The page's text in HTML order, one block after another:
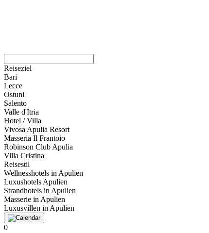
Reiseziel
Bari
Lecce
Ostuni
Salento
Valle d'Itria
Hotel / Villa
Vivosa Apulia Resort
Masseria Il Frantoio
Robinson Club Apulia
Villa Cristina
Reisestil
Wellnesshotels in Apulien
Luxushotels Apulien
Strandhotels in Apulien
Masserie in Apulien
Luxusvillen in Apulien
0